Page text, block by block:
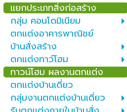
แยกประเภทสิ่งก่อสร้าง
กลุ่ม คอนโดมิเนียม
ตกแต่งอาคารพาณิชย์
บ้านสั่งสร้าง
ตกแต่งทาว์โฮม
ทาวน์โฮม ผลงานตกแต่ง
ตกแต่งบ้านเดี่ยว
กลุ่มงานตกแต่งบ้านเดี่ยว